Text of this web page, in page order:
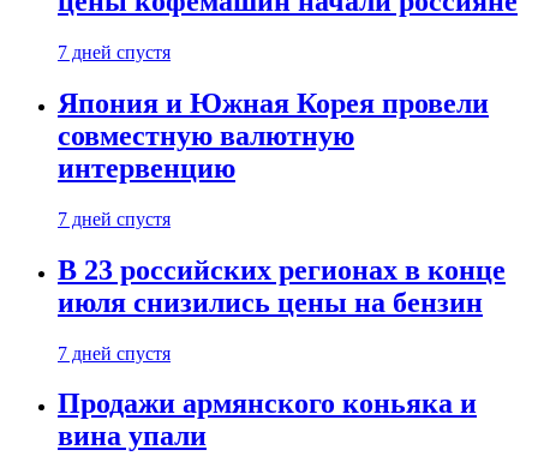
7 дней спустя
Япония и Южная Корея провели
совместную валютную
интервенцию
7 дней спустя
В 23 российских регионах в конце
июля снизились цены на бензин
7 дней спустя
Продажи армянского коньяка и
вина упали